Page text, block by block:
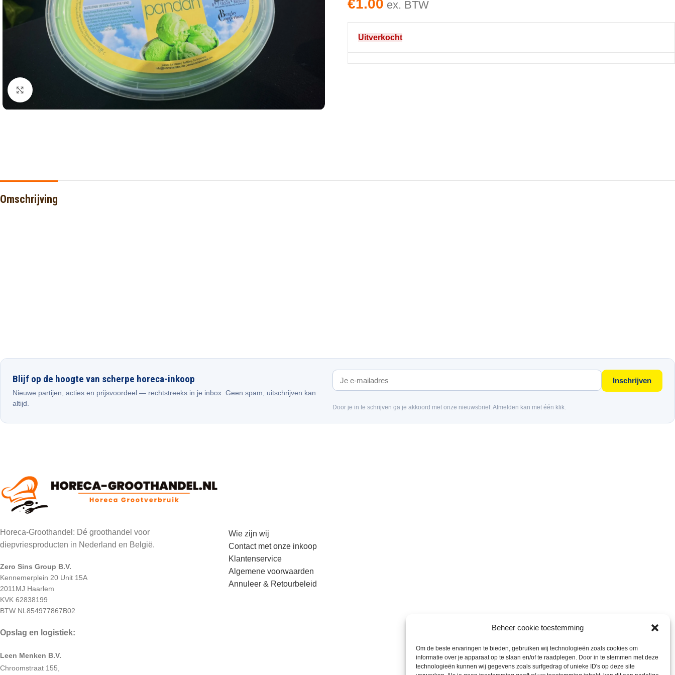
Beheer cookie toestemming
Om de beste ervaringen te bieden, gebruiken wij technologieën zoals cookies om
informatie over je apparaat op te slaan en/of te raadplegen. Door in te stemmen met deze
technologieën kunnen wij gegevens zoals surfgedrag of unieke ID's op deze site
€1.00 ex. BTW
Uitverkocht
Omschrijving
Blijf op de hoogte van scherpe horeca-inkoop
Nieuwe partijen, acties en prijsvoordeel — rechtstreeks in je inbox. Geen spam, uitschrijven kan
altijd.
Inschrijven
Door je in te schrijven ga je akkoord met onze nieuwsbrief. Afmelden kan met één klik.
Horeca-Groothandel: Dé groothandel voor
diepvriesproducten in Nederland en België.
Zero Sins Group B.V.
Kennemerplein 20 Unit 15A
2011MJ Haarlem
KVK 62838199
BTW NL854977867B02
Opslag en logistiek:
Leen Menken B.V.
Chroomstraat 155,
Wie zijn wij
Contact met onze inkoop
Klantenservice
Algemene voorwaarden
Annuleer & Retourbeleid